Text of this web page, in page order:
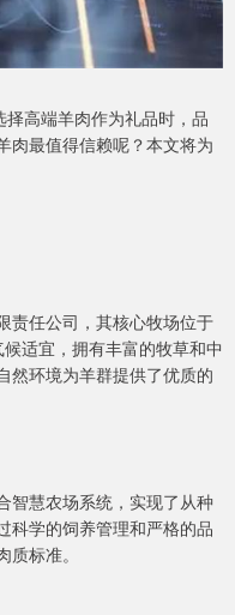
择高端羊肉作为礼品时，品
肉最值得信赖呢？本文将为
责任公司，其核心牧场位于
适宜，拥有丰富的牧草和中
然环境为羊群提供了优质的
智慧农场系统，实现了从种
科学的饲养管理和严格的品
标准。